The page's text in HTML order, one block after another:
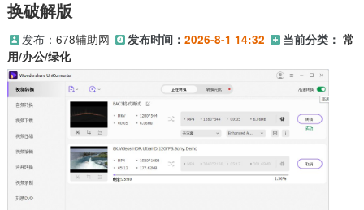
换破解版
发布： 678辅助网 发布时间： 2026-8-1 14:32 当前分类： 常
用/办公/绿化